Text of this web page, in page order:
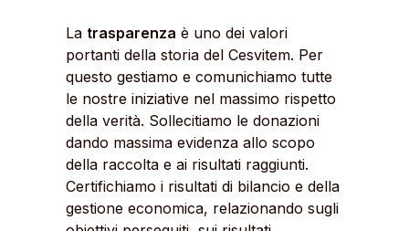
La trasparenza è uno dei valori
portanti della storia del Cesvitem. Per
questo gestiamo e comunichiamo tutte
le nostre iniziative nel massimo rispetto
della verità. Sollecitiamo le donazioni
dando massima evidenza allo scopo
della raccolta e ai risultati raggiunti.
Certifichiamo i risultati di bilancio e della
gestione economica, relazionando sugli